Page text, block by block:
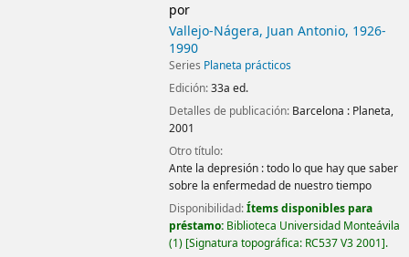
por
Vallejo-Nágera, Juan Antonio, 1926-
1990
Series Planeta prácticos
Edición:33a ed.
Detalles de publicación: Barcelona : Planeta,
2001
Otro título:
Ante la depresión : todo lo que hay que saber
sobre la enfermedad de nuestro tiempo
Disponibilidad:Ítems disponibles para
préstamo: Biblioteca Universidad Monteávila
(1) Signatura topográfica: RC537 V3 2001 .